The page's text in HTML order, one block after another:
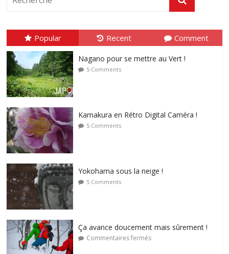
Popular Recent Comment
Nagano pour se mettre au Vert !
5 Comments
Kamakura en Rétro Digital Caméra !
5 Comments
Yokohama sous la neige !
5 Comments
Ça avance doucement mais sûrement !
Commentaires fermés